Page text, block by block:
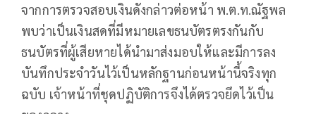
จากการตรวจสอบเงินดังกล่าวต่อหน้า พ.ต.ท.ณัฐพล
พบว่าเป็นเงินสดที่มีหมายเลขธนบัตรตรงกันกับ
ธนบัตรที่ผู้เสียหายได้นำมาส่งมอบให้และมีการลง
บันทึกประจำวันไว้เป็นหลักฐานก่อนหน้านี้จริงทุก
ฉบับ เจ้าหน้าที่ชุดปฏิบัติการจึงได้ตรวจยึดไว้เป็น